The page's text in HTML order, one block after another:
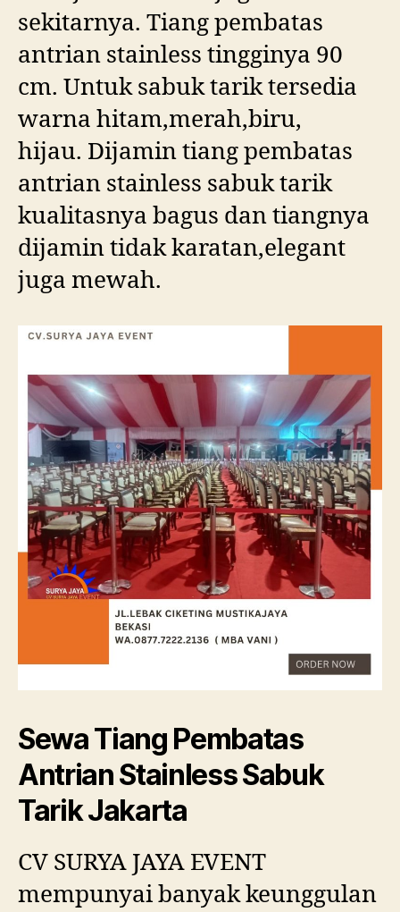
sekitarnya. Tiang pembatas
antrian stainless tingginya 90
cm. Untuk sabuk tarik tersedia
warna hitam,merah,biru,
hijau. Dijamin tiang pembatas
antrian stainless sabuk tarik
kualitasnya bagus dan tiangnya
dijamin tidak karatan,elegant
juga mewah.
Sewa Tiang Pembatas
Antrian Stainless Sabuk
Tarik Jakarta
CV SURYA JAYA EVENT
mempunyai banyak keunggulan